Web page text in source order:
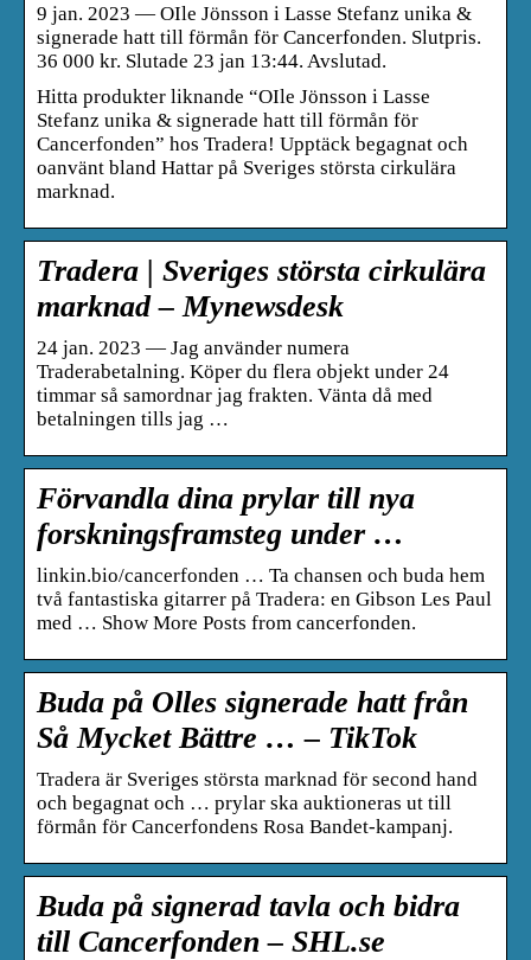
9 jan. 2023 — OIle Jönsson i Lasse Stefanz unika &
signerade hatt till förmån för Cancerfonden. Slutpris.
36 000 kr. Slutade 23 jan 13:44. Avslutad.
Hitta produkter liknande “OIle Jönsson i Lasse
Stefanz unika & signerade hatt till förmån för
Cancerfonden” hos Tradera! Upptäck begagnat och
oanvänt bland Hattar på Sveriges största cirkulära
marknad.
Tradera | Sveriges största cirkulära
marknad – Mynewsdesk
24 jan. 2023 — Jag använder numera
Traderabetalning. Köper du flera objekt under 24
timmar så samordnar jag frakten. Vänta då med
betalningen tills jag …
Förvandla dina prylar till nya
forskningsframsteg under …
linkin.bio/cancerfonden … Ta chansen och buda hem
två fantastiska gitarrer på Tradera: en Gibson Les Paul
med … Show More Posts from cancerfonden.
Buda på Olles signerade hatt från
Så Mycket Bättre … – TikTok
Tradera är Sveriges största marknad för second hand
och begagnat och … prylar ska auktioneras ut till
förmån för Cancerfondens Rosa Bandet-kampanj.
Buda på signerad tavla och bidra
till Cancerfonden – SHL.se